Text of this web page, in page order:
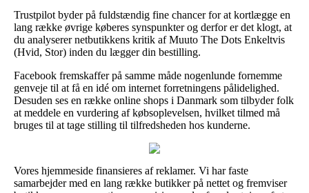
Trustpilot byder på fuldstændig fine chancer for at kortlægge en
lang række øvrige køberes synspunkter og derfor er det klogt, at
du analyserer netbutikkens kritik af Muuto The Dots Enkeltvis
(Hvid, Stor) inden du lægger din bestilling.
Facebook fremskaffer på samme måde nogenlunde fornemme
genveje til at få en idé om internet forretningens pålidelighed.
Desuden ses en række online shops i Danmark som tilbyder folk
at meddele en vurdering af købsoplevelsen, hvilket tilmed må
bruges til at tage stilling til tilfredsheden hos kunderne.
Vores hjemmeside finansieres af reklamer. Vi har faste
samarbejder med en lang række butikker på nettet og fremviser